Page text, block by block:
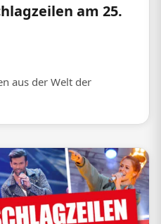
am 25.
aus der Welt der